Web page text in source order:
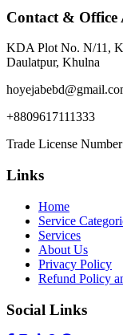
Contact & Office
KDA Plot No. N/11,
Daulatpur, Khulna
+8809617111333
Trade License
Links
Home
Service
Services
About Us
Privacy Policy
Refund Policy
Social Links